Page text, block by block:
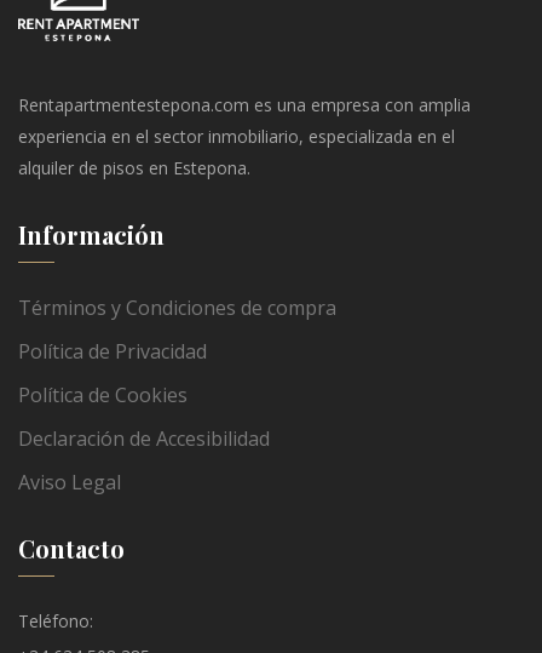
Rentapartmentestepona.com es una empresa con amplia
experiencia en el sector inmobiliario, especializada en el
alquiler de pisos en Estepona.
Información
Términos y Condiciones de compra
Política de Privacidad
Política de Cookies
Declaración de Accesibilidad
Aviso Legal
Contacto
Teléfono: